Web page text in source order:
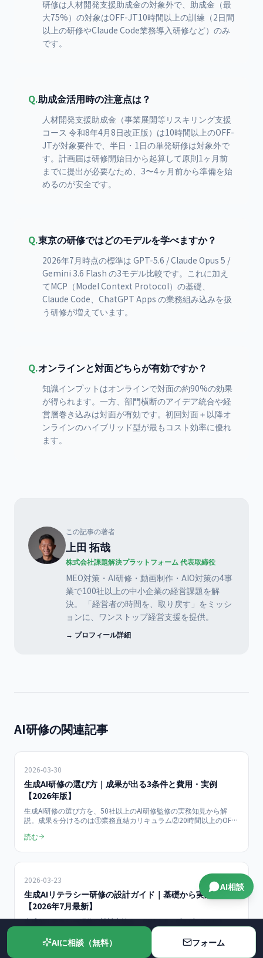
研修は人材開発支援助成金の対象外で、助成金（最
大75%）の対象はOFF-JT10時間以上の訓練（2日間
以上の研修やClaude Code業務導入研修など）のみ
です。
Q.助成金活用時の注意点は？
人材開発支援助成金（事業展開等リスキリング支援
コース 令和8年4月8日改正版）は10時間以上のOFF-
JTが対象要件で、半日・1日の単発研修は対象外で
す。計画届は研修開始日から起算して原則1ヶ月前
までに提出が必要なため、3〜4ヶ月前から準備を始
めるのが安全です。
Q.東京の研修ではどのモデルを学べますか？
2026年7月時点の標準は GPT-5.6 / Claude Opus 5 /
Gemini 3.6 Flash の3モデル比較です。これに加え
てMCP（Model Context Protocol）の基礎、
Claude Code、ChatGPT Apps の業務組み込みを扱
う研修が増えています。
Q.オンラインと対面どちらが有効ですか？
知識インプットはオンラインで対面の約90%の効果
が得られます。一方、部門横断のアイデア統合や経
営層巻き込みは対面が有効です。初回対面＋以降オ
ンラインのハイブリッド型が最もコスト効率に優れ
ます。
この記事の著者
上田 拓哉
株式会社課題解決プラットフォーム 代表取締役
MEO対策・AI研修・動画制作・AIO対策の4事
業で100社以上の中小企業の経営課題を解
決。 「経営者の時間を、取り戻す」をミッシ
ョンに、ワンストップ経営支援を提供。
→ プロフィール詳細
AI研修の関連記事
2026-03-30
生成AI研修の選び方｜成果が出る3条件と費用・実例
【2026年版】
生成AI研修の選び方を、50社以上のAI研修監修の実務知見から解
説。成果を分けるのは①業務直結カリキュラム②20時間以上のOFF-
150,000円/人・スタンダード（1日）300,000円/人・伴走（個人）
読む
2026-03-23
生成AIリテラシー研修の設計ガイド｜基礎から実践まで
【2026年7月最新】
生成AIリテラシー研修の設計方法を、GPT-5.6・Claude Opus 5・
Gemini 3.6 Flash時代のカリキュラム・効果測定・MCP対応まで包
含して全面改訂。当社50社超の実装データと2026年7月の最新ガイ
ドラインに基づく実践ガイドです。
AIに相談（無料） フォーム
AI相談